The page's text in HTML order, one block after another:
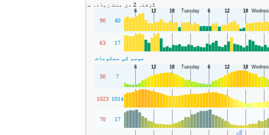
گزشتہ 2 دن منٹ زیادہ سے زیادہ
40
90
17
63
موسم کی معلومات
7
30
1014
1023
17
70